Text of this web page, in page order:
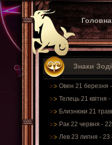
Головна
Знаки
Овен 21 березня -
Телець 21 квітня
Близнюки 21
Рак 22 червня -
Лев 23 липня - 23